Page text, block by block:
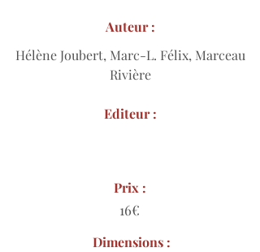
Hélène Joubert, Marc-L. Félix, Marceau
Rivière
Auteur :
Editeur :
Prix :
16€
Dimensions :